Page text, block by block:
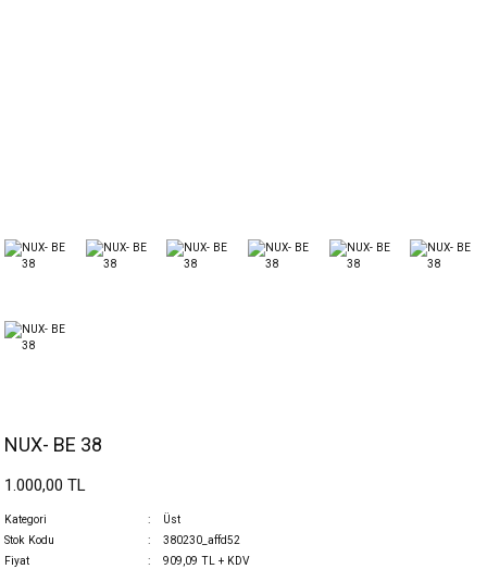
NUX- BE 38
1.000,00 TL
Kategori
Üst
Stok Kodu
380230_affd52
Fiyat
909,09 TL + KDV